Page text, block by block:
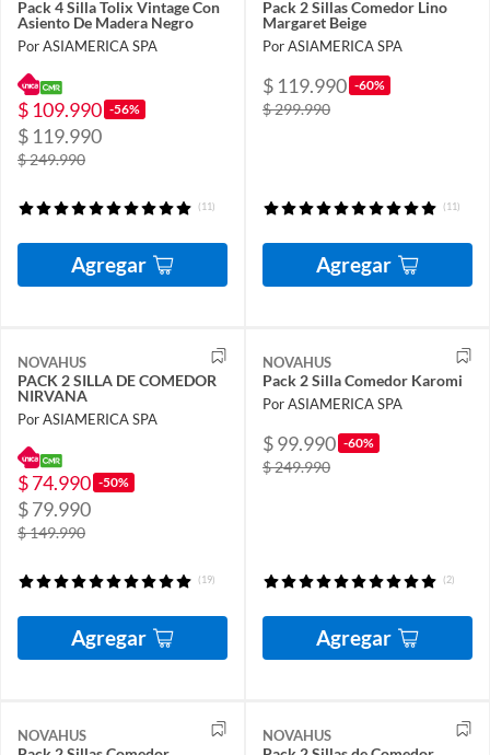
Pack 4 Silla Tolix Vintage Con
Asiento De Madera Negro
Por ASIAMERICA SPA
$ 109.990 -56%
$ 119.990
$ 249.990
(11)
Agregar
Pack 2 Sillas Comedor Lino
Margaret Beige
Por ASIAMERICA SPA
$ 119.990 -60%
$ 299.990
(11)
Agregar
NOVAHUS
PACK 2 SILLA DE COMEDOR
NIRVANA
Por ASIAMERICA SPA
$ 74.990 -50%
$ 79.990
$ 149.990
(19)
Agregar
NOVAHUS
Pack 2 Silla Comedor Karomi
Por ASIAMERICA SPA
$ 99.990 -60%
$ 249.990
(2)
Agregar
NOVAHUS NOVAHUS